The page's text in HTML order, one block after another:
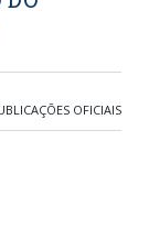
OFICIAIS